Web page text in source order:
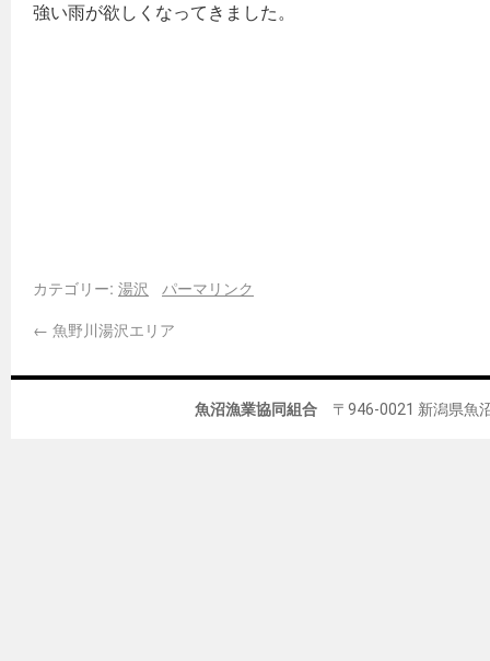
強い雨が欲しくなってきました。
カテゴリー: 湯沢
パーマリンク
← 魚野川湯沢エリア
魚沼漁業協同組合 〒946-0021 新潟県魚